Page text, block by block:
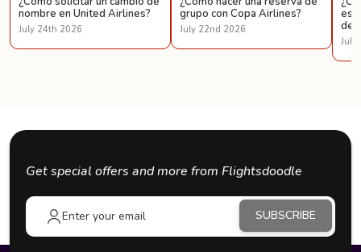
nombre en United Airlines?
July 24th 2026
grupo con Copa Airlines?
July 22nd 2026
de
July
Get special offers and more from Flightsdoodle
SUBSCRIBE